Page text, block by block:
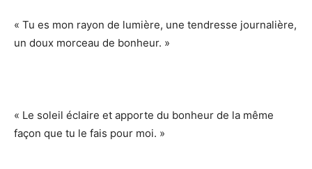
« Tu es mon rayon de lumière, une tendresse journalière,
un doux morceau de bonheur. »
« Le soleil éclaire et apporte du bonheur de la même
façon que tu le fais pour moi. »